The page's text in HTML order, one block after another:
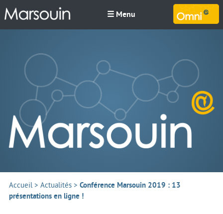
☰ Menu
Accueil> Actualités > Conférence Marsouin 2019 : 13
présentations en ligne !